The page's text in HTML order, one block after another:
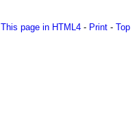
This page in HTML4 - Print - Top